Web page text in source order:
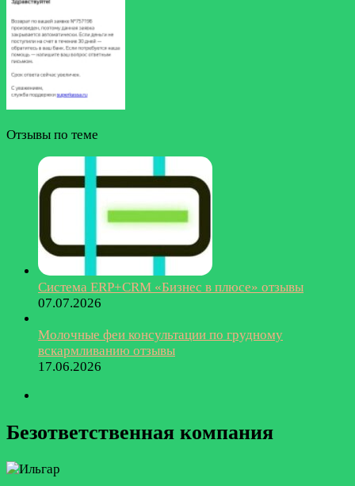
Отзывы по теме
Система ERP+CRM «Бизнес в плюсе» отзывы
07.07.2026
Молочные феи консультации по грудному
вскармливанию отзывы
17.06.2026
Безответственная компания